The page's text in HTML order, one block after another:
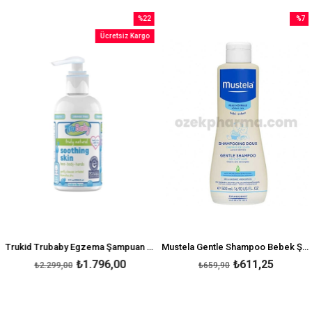
₺1.796,00
₺2.299,00
%22
İndirim
Ücretsiz Kargo
Mustela Gentle Shampoo Bebek Şampuan 500 ml
₺611,25
₺659,90
%7